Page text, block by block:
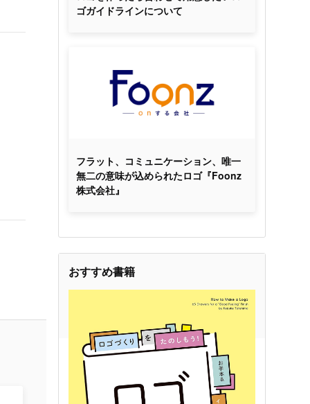
ゴガイドラインについて
フラット、コミュニケーション、唯一
無二の意味が込められたロゴ『Foonz
株式会社』
おすすめ書籍